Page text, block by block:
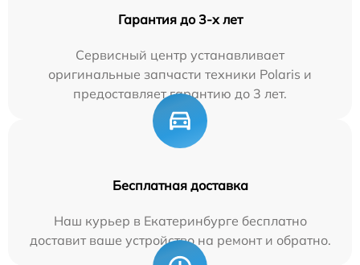
Гарантия до 3-х лет
Сервисный центр устанавливает
оригинальные запчасти техники Polaris и
предоставляет гарантию до 3 лет.
Бесплатная доставка
Наш курьер в Екатеринбурге бесплатно
доставит ваше устройство на ремонт и обратно.